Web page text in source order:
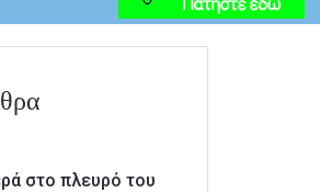
στο πλευρό του